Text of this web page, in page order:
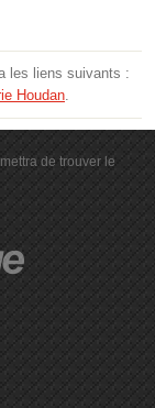
les liens suivants :
Houdan.
de trouver le